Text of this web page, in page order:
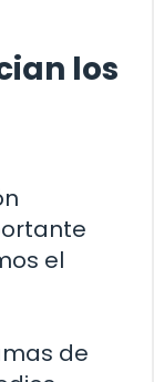
los
el
de